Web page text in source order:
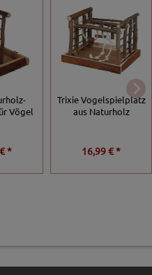
Vögel
*
Trixie Vogelspielplatz
aus Naturholz
16,99 € *